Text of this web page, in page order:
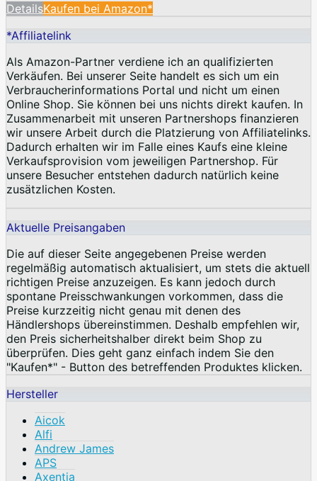
DetailsKaufen bei Amazon*
*Affiliatelink
Als Amazon-Partner verdiene ich an qualifizierten
Verkäufen. Bei unserer Seite handelt es sich um ein
Verbraucherinformations Portal und nicht um einen
Online Shop. Sie können bei uns nichts direkt kaufen. In
Zusammenarbeit mit unseren Partnershops finanzieren
wir unsere Arbeit durch die Platzierung von Affiliatelinks.
Dadurch erhalten wir im Falle eines Kaufs eine kleine
Verkaufsprovision vom jeweiligen Partnershop. Für
unsere Besucher entstehen dadurch natürlich keine
zusätzlichen Kosten.
Aktuelle Preisangaben
Die auf dieser Seite angegebenen Preise werden
regelmäßig automatisch aktualisiert, um stets die aktuell
richtigen Preise anzuzeigen. Es kann jedoch durch
spontane Preisschwankungen vorkommen, dass die
Preise kurzzeitig nicht genau mit denen des
Händlershops übereinstimmen. Deshalb empfehlen wir,
den Preis sicherheitshalber direkt beim Shop zu
überprüfen. Dies geht ganz einfach indem Sie den
"Kaufen*" - Button des betreffenden Produktes klicken.
Hersteller
Aicok
Alfi
Andrew James
APS
Axentia